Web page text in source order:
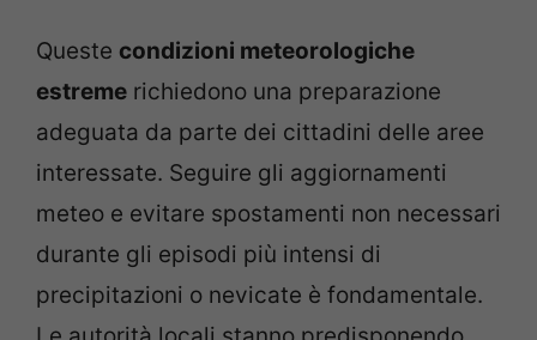
Queste condizioni meteorologiche
estreme richiedono una preparazione
adeguata da parte dei cittadini delle aree
interessate. Seguire gli aggiornamenti
meteo e evitare spostamenti non necessari
durante gli episodi più intensi di
precipitazioni o nevicate è fondamentale.